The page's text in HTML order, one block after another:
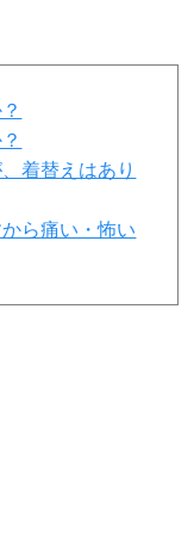
着替えはあり
ら痛い・怖い